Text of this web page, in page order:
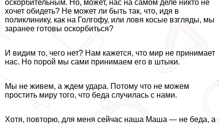
оскорбительным. Но, может, нас на самом деле никто не
хочет обидеть? Не может ли быть так, что, идя в
поликлинику, как на Голгофу, или ловя косые взгляды, мы
заранее готовы оскорбиться?
И видим то, чего нет? Нам кажется, что мир не принимает
нас. Но порой мы сами принимаем его в штыки.
Мы не живем, а ждем удара. Потому что не можем
простить миру того, что беда случилась с нами.
Хотя, повторю, для меня сейчас наша Маша — не беда, а